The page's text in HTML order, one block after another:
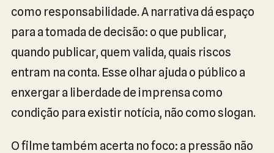
como responsabilidade. A narrativa dá espaço
para a tomada de decisão: o que publicar,
quando publicar, quem valida, quais riscos
entram na conta. Esse olhar ajuda o público a
enxergar a liberdade de imprensa como
condição para existir notícia, não como slogan.
O filme também acerta no foco: a pressão não